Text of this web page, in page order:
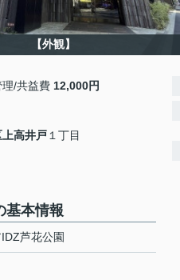
【外観】
/共益費 12,000円
上高井戸 １丁目
基本情報
芦花公園